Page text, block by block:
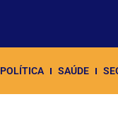
POLÍTICA SAÚDE